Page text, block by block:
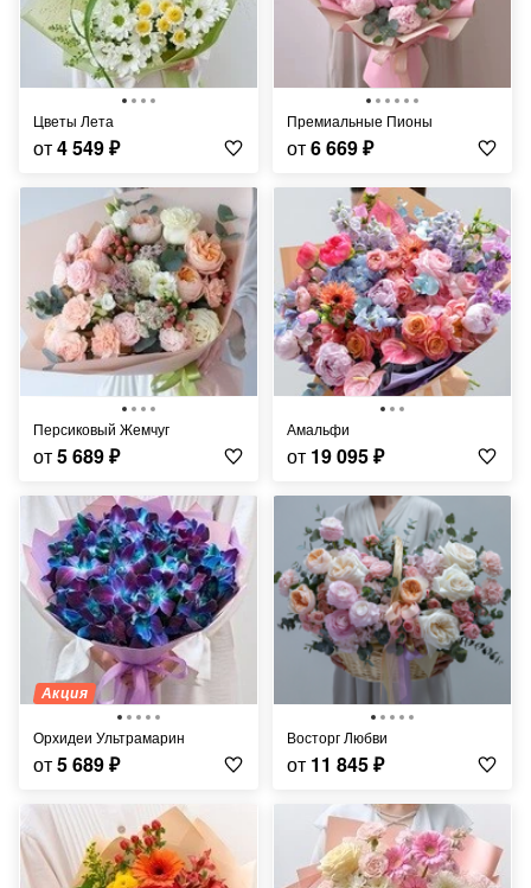
Цветы Лета
от4 549₽
Премиальные Пионы
от6 669₽
Персиковый Жемчуг
от5 689₽
Амальфи
от 19 095₽
Акция
Орхидеи Ультрамарин
от5 689₽
Восторг Любви
от 11 845₽